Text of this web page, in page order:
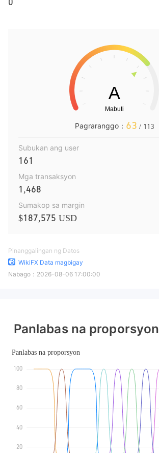
Pagraranggo： 63 / 113
Subukan ang user
161
Mga transaksyon
1,468
Sumakop sa margin
$187,575 USD
Pinanggalingan ng Datos
WikiFX Data magbigay
Nabago： 2026-08-06 17:00:00
Panlabas na proporsyon